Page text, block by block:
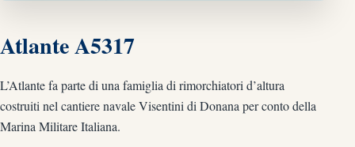
Atlante A5317
L’Atlante fa parte di una famiglia di rimorchiatori d’altura
costruiti nel cantiere navale Visentini di Donana per conto della
Marina Militare Italiana.